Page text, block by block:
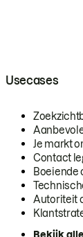
Usecases
Je markt
Contact
Boeiende
Autoriteit